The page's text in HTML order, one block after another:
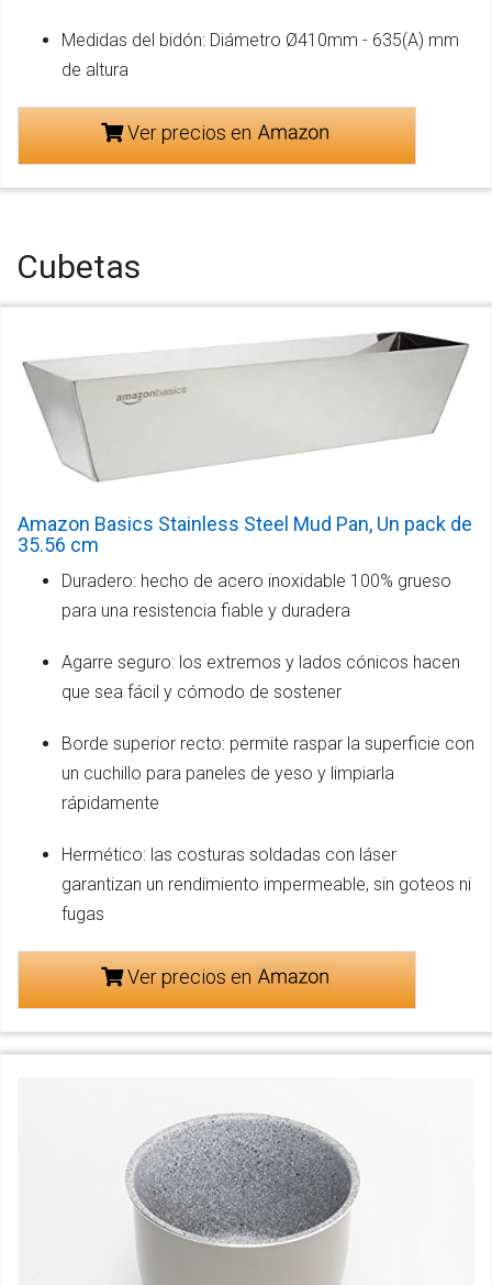
Medidas del bidón: Diámetro Ø410mm - 635(A) mm
de altura
Ver precios en
Cubetas
Amazon Basics Stainless Steel Mud Pan, Un pack de
35.56 cm
Duradero: hecho de acero inoxidable 100% grueso
para una resistencia fiable y duradera
Agarre seguro: los extremos y lados cónicos hacen
que sea fácil y cómodo de sostener
Borde superior recto: permite raspar la superficie con
un cuchillo para paneles de yeso y limpiarla
rápidamente
Hermético: las costuras soldadas con láser
garantizan un rendimiento impermeable, sin goteos ni
fugas
Ver precios en